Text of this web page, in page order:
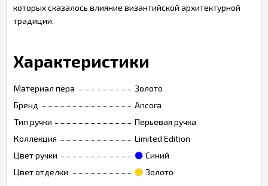
которых сказалось влияние византийской архитектурной
традиции.
Характеристики
Материал пера
Золото
Бренд
Ancora
Тип ручки
Перьевая ручка
Коллекция
Limited Edition
Цвет ручки
Синий
Цвет отделки
Золото